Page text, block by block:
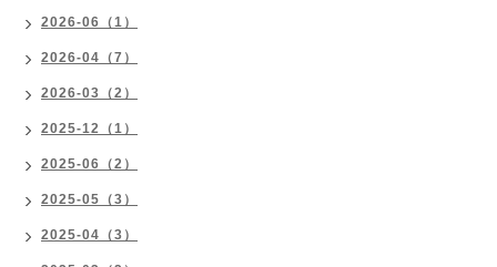
2026-06（1）
2026-04（7）
2026-03（2）
2025-12（1）
2025-06（2）
2025-05（3）
2025-04（3）